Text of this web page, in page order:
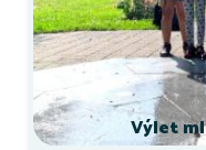
Výlet